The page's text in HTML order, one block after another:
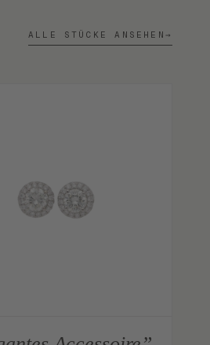
ALLE STÜCKE ANSEHEN →